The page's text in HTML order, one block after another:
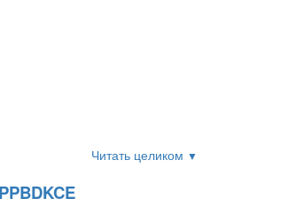
Читать целиком ▼